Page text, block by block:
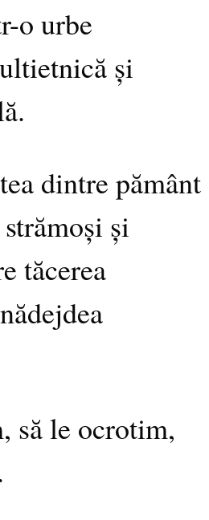
o urbe
și
dintre pământ
și
tăcerea
să le ocrotim,